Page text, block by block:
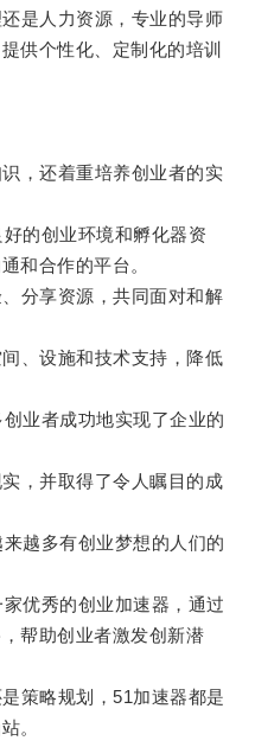
是人力资源，专业的导师
供个性化、定制化的培训
，还着重培养创业者的实
的创业环境和孵化器资
和合作的平台。
分享资源，共同面对和解
、设施和技术支持，降低
业者成功地实现了企业的
，并取得了令人瞩目的成
越多有创业梦想的人们的
优秀的创业加速器，通过
帮助创业者激发创新潜
略规划，51加速器都是
。